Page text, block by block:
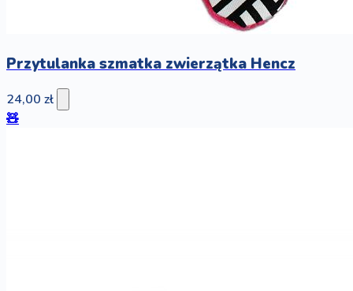
Przytulanka szmatka zwierzątka Hencz
24,00 zł
🧸